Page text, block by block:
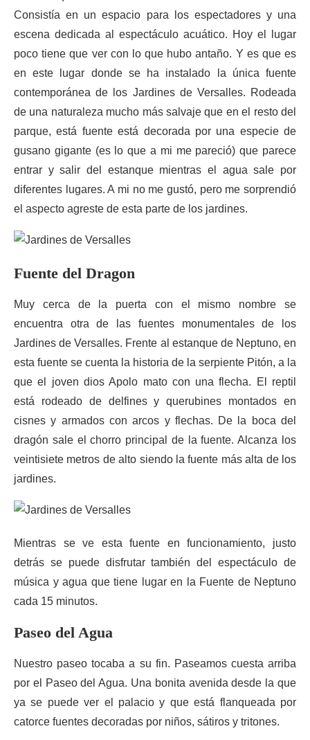
Consistía en un espacio para los espectadores y una
escena dedicada al espectáculo acuático. Hoy el lugar
poco tiene que ver con lo que hubo antaño. Y es que es
en este lugar donde se ha instalado la única fuente
contemporánea de los Jardines de Versalles. Rodeada
de una naturaleza mucho más salvaje que en el resto del
parque, está fuente está decorada por una especie de
gusano gigante (es lo que a mi me pareció) que parece
entrar y salir del estanque mientras el agua sale por
diferentes lugares. A mi no me gustó, pero me sorprendió
el aspecto agreste de esta parte de los jardines.
Fuente del Dragon
Muy cerca de la puerta con el mismo nombre se
encuentra otra de las fuentes monumentales de los
Jardines de Versalles. Frente al estanque de Neptuno, en
esta fuente se cuenta la historia de la serpiente Pitón, a la
que el joven dios Apolo mato con una flecha. El reptil
está rodeado de delfines y querubines montados en
cisnes y armados con arcos y flechas. De la boca del
dragón sale el chorro principal de la fuente. Alcanza los
veintisiete metros de alto siendo la fuente más alta de los
jardines.
Mientras se ve esta fuente en funcionamiento, justo
detrás se puede disfrutar también del espectáculo de
música y agua que tiene lugar en la Fuente de Neptuno
cada 15 minutos.
Paseo del Agua
Nuestro paseo tocaba a su fin. Paseamos cuesta arriba
por el Paseo del Agua. Una bonita avenida desde la que
ya se puede ver el palacio y que está flanqueada por
catorce fuentes decoradas por niños, sátiros y tritones.